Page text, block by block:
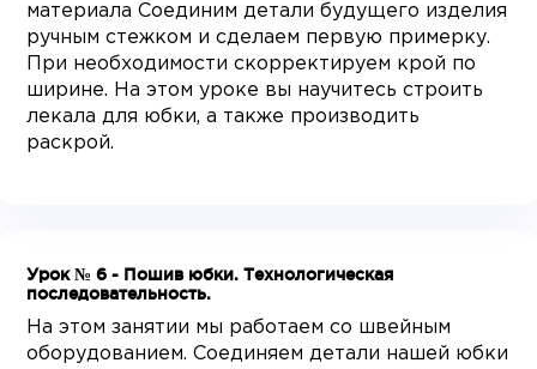
материала Соединим детали будущего изделия
ручным стежком и сделаем первую примерку.
При необходимости скорректируем крой по
ширине. На этом уроке вы научитесь строить
лекала для юбки, а также производить
раскрой.
Урок № 6 - Пошив юбки. Технологическая
последовательность.
На этом занятии мы работаем со швейным
оборудованием. Соединяем детали нашей юбки